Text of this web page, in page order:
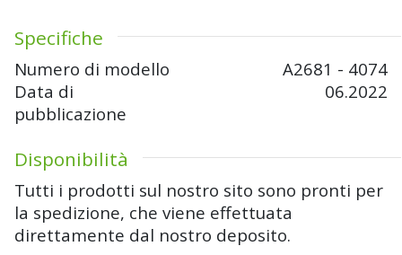
Specifiche
Numero di modello
A2681 - 4074
Data di
pubblicazione
06.2022
Disponibilità
Tutti i prodotti sul nostro sito sono pronti per
la spedizione, che viene effettuata
direttamente dal nostro deposito.